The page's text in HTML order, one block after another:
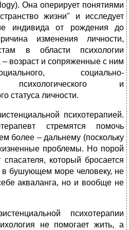
Она оперирует понятиями
жизни" и исследует
индивида от рождения до
изменения личности,
в области психологии
– возраст и сопряженные с ним
социально-
психологического и
статуса личности.
психотерапией.
стремятся помочь
более – дальнему (поскольку
проблемы. Но порой
который бросается
бушующем море человеку, не
акваланга, но и вообще не
психотерапии
не помогает жить, а